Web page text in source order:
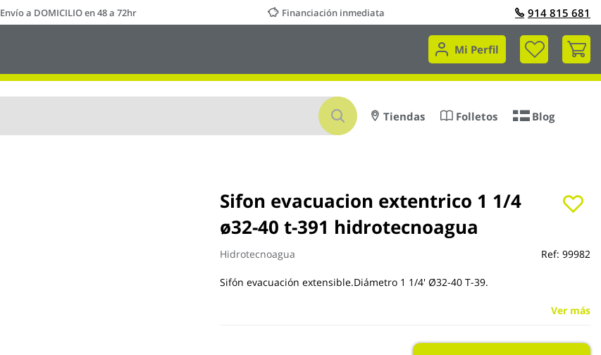
Envío a DOMICILIO en 48 a 72hr Financiación inmediata 914 815 681
Mi Perfil
Mi
Buscar
Tiendas Folletos Blog
Sifon evacuacion extentrico 1 1/4
ø32-40 t-391 hidrotecnoagua
Hidrotecnoagua Ref: 99982
Sifón evacuación extensible.Diámetro 1 1/4' Ø32-40 T-39.
Ver más